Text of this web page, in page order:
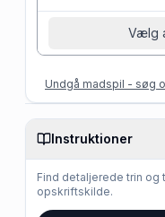
Vælg
Undgå madspil - søg
Instruktioner
Find detaljerede trin
opskriftskilde.